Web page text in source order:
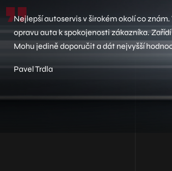
Nejlepší autoservis v širokém okolí co
opravu auta k spokojenosti zákazníka.
Mohu jedině doporučit a dát nejvyšší
Pavel Trdla